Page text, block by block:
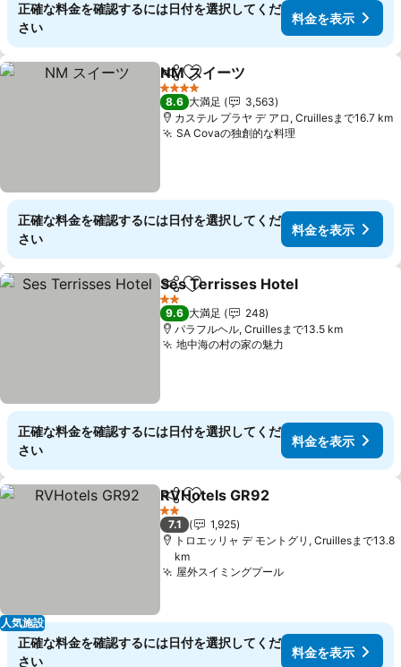
正確な料金を確認するには日付を選択してくだ
さい
料金を表示
シェアお気に入りに追加
NM スイーツ
4 ホテルのランク
8.6 大満足
3,563
カステル プラヤ デ アロ, Cruillesまで16.7 km
SA Covaの独創的な料理料金を表示
正確な料金を確認するには日付を選択してくだ
さい
料金を表示
シェアお気に入りに追加
Ses Terrisses Hotel
2 ホテルのランク
9.6 大満足
248
パラフルヘル, Cruillesまで13.5 km
地中海の村の家の魅力
正確な料金を確認するには日付を選択してくだ
さい
料金を表示
人気施設
シェアお気に入りに追加
RVHotels GR92
2 ホテルのランク
7.1
1,925
トロエッリャ デ モントグリ, Cruillesまで13.8
km
屋外スイミングプール料金を表示
正確な料金を確認するには日付を選択してくだ
さい
料金を表示